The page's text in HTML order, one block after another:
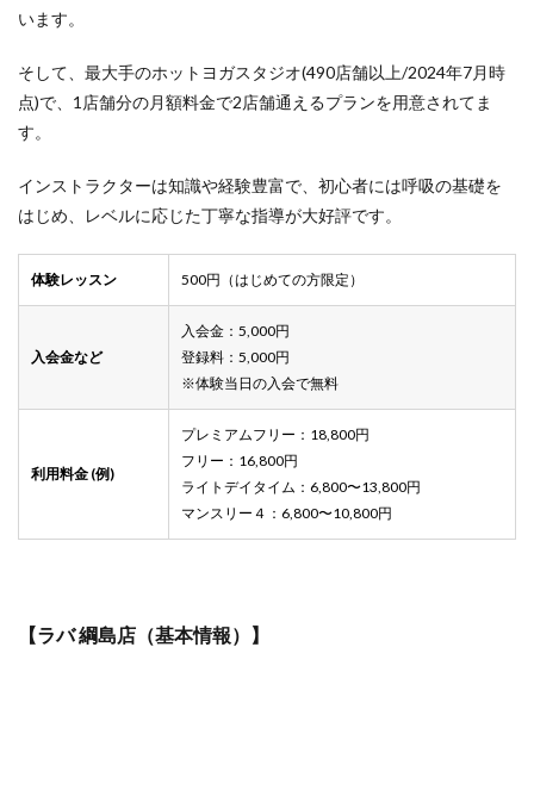
います。
そして、最大手のホットヨガスタジオ(490店舗以上/2024年7月時
点)で、1店舗分の月額料金で2店舗通えるプランを用意されてま
す。
インストラクターは知識や経験豊富で、初心者には呼吸の基礎を
はじめ、レベルに応じた丁寧な指導が大好評です。
体験レッスン 500円（はじめての方限定）
入会金など
入会金：5,000円
登録料：5,000円
※体験当日の入会で無料
利用料金 (例)
プレミアムフリー：18,800円
フリー：16,800円
ライトデイタイム：6,800〜13,800円
マンスリー４：6,800〜10,800円
【ラバ 綱島店（基本情報）】